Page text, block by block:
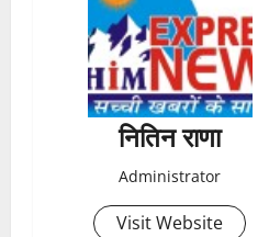
नितिन राणा
Administrator
Visit Website